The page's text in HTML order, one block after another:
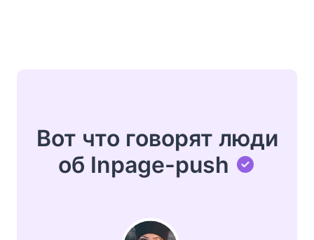
Вот что говорят люди
об Inpage-push